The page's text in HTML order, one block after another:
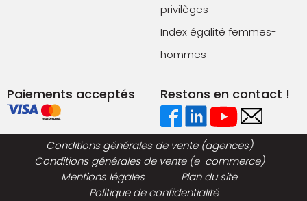
privilèges
Index égalité femmes-
hommes
Paiements acceptés Restons en contact !
Conditions générales de vente (agences)
Conditions générales de vente (e-commerce)
Mentions légales
Plan du site
Politique de confidentialité